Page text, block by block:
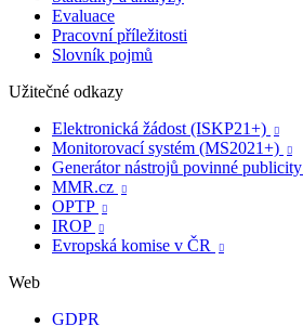
Evaluace
Pracovní příležitosti
Slovník pojmů
Užitečné odkazy
Elektronická žádost (ISKP21+)

Monitorovací systém (MS2021+) 
Generátor nástrojů povinné publicity
MMR.cz 
OPTP 
IROP 
Evropská komise v ČR 
Web
GDPR